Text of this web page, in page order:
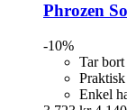
Phrozen
-10%
Tar
Enkel